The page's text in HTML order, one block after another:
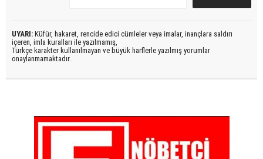
UYARI: Küfür, hakaret, rencide edici cümleler veya imalar, inançlara saldırı
içeren, imla kuralları ile yazılmamış,
Türkçe karakter kullanılmayan ve büyük harflerle yazılmış yorumlar
onaylanmamaktadır.